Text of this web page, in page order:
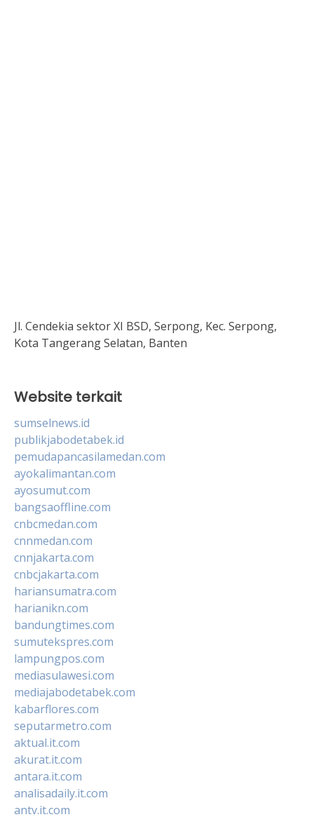
Jl. Cendekia sektor XI BSD, Serpong, Kec. Serpong,
Kota Tangerang Selatan, Banten
Website terkait
sumselnews.id
publikjabodetabek.id
pemudapancasilamedan.com
ayokalimantan.com
ayosumut.com
bangsaoffline.com
cnbcmedan.com
cnnmedan.com
cnnjakarta.com
cnbcjakarta.com
hariansumatra.com
harianikn.com
bandungtimes.com
sumutekspres.com
lampungpos.com
mediasulawesi.com
mediajabodetabek.com
kabarflores.com
seputarmetro.com
aktual.it.com
akurat.it.com
antara.it.com
analisadaily.it.com
antv.it.com